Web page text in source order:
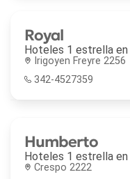
Royal
Hoteles 1 estrella en
Irigoyen Freyre 2256
342-4527359
Humberto
Hoteles 1 estrella en
Crespo 2222